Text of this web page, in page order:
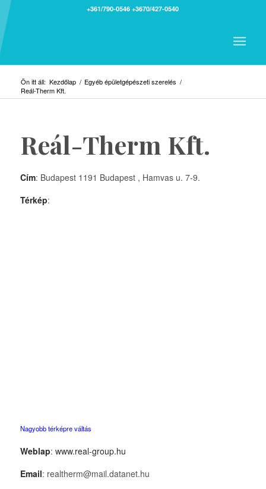
+361/790-0546 +3670/427-0540
Ön itt áll: Kezdőlap / Egyéb épületgépészeti szerelés /
Reál-Therm Kft.
Reál-Therm Kft.
Cím: Budapest 1191 Budapest , Hamvas u. 7-9.
Térkép:
Nagyobb térképre váltás
Weblap: www.real-group.hu
Email: realtherm@mail.datanet.hu